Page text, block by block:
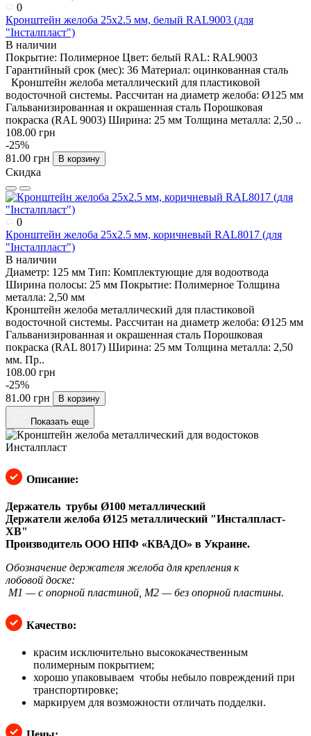
0
Кронштейн желоба 25х2.5 мм, белый RAL9003 (для
"Інсталпласт")
В наличии
Покрытие: Полимерное Цвет: белый RAL: RAL9003
Гарантийный срок (мес): 36 Материал: оцинкованная сталь
Кронштейн желоба металлический для пластиковой
водосточной системы. Рассчитан на диаметр желоба: Ø125 мм
Гальванизированная и окрашенная сталь Порошковая
покраска (RAL 9003) Ширина: 25 мм Толщина металла: 2,50 ..
108.00 грн
-25%
81.00 грн
В корзину
Скидка
0
Кронштейн желоба 25х2.5 мм, коричневый RAL8017 (для
"Інсталпласт")
В наличии
Диаметр: 125 мм Тип: Комплектующие для водоотвода
Ширина полосы: 25 мм Покрытие: Полимерное Толщина
металла: 2,50 мм
Кронштейн желоба металлический для пластиковой
водосточной системы. Рассчитан на диаметр желоба: Ø125 мм
Гальванизированная и окрашенная сталь Порошковая
покраска (RAL 8017) Ширина: 25 мм Толщина металла: 2,50
мм. Пр..
108.00 грн
-25%
81.00 грн
В корзину
Показать еще
 Описание:
Держатель трубы Ø100 металлический
Держатели желоба Ø125 металлический "Инсталпласт-
ХВ"
Производитель ООО НПФ «КВАДО» в Украине.
Обозначение держателя желоба для крепления к
лобовой доске:
М1 — с опорной пластиной, М2 — без опорной пластины.
 Качество:
красим исключительно высококачественным
полимерным покрытием;
хорошо упаковываем чтобы небыло повреждений при
транспортировке;
маркируем для возможности отличать подделки.
